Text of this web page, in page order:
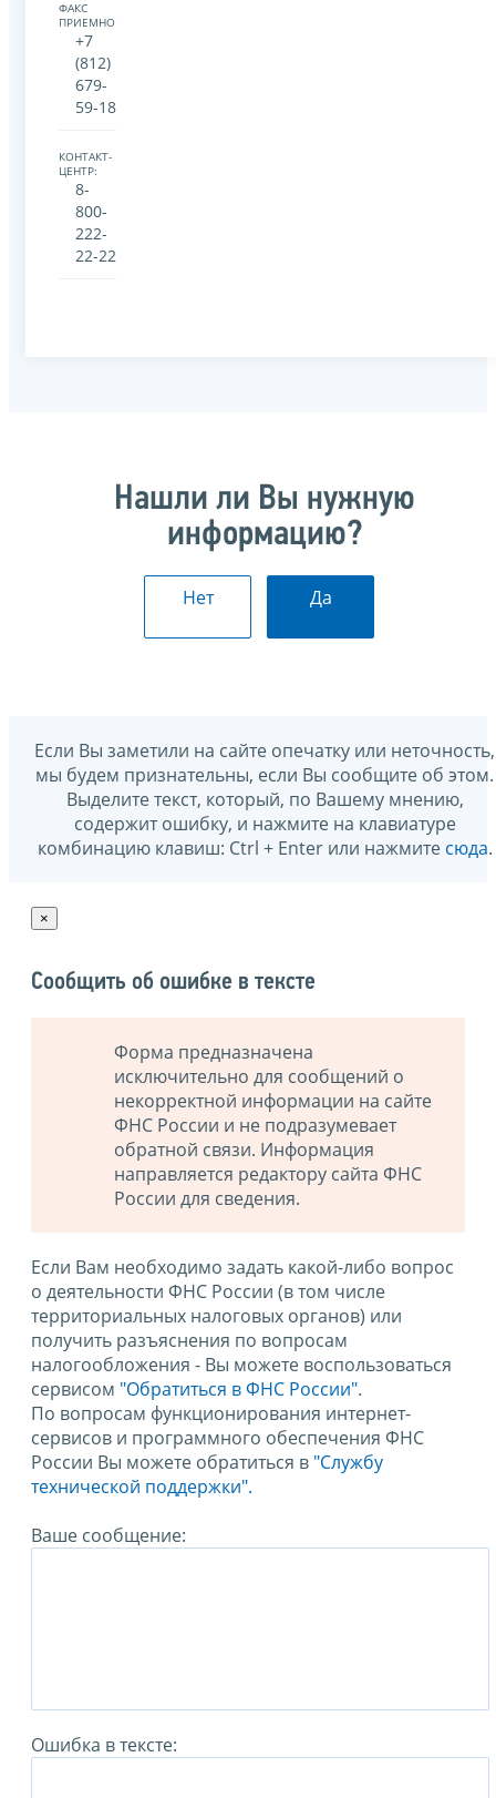
ФАКС
ПРИЕМНОЙ:
+7
(812)
679-
59-18
КОНТАКТ-
ЦЕНТР:
8-
800-
222-
22-22
Нашли ли Вы нужную
информацию?
Нет Да
Если Вы заметили на сайте опечатку или неточность,
мы будем признательны, если Вы сообщите об этом.
Выделите текст, который, по Вашему мнению,
содержит ошибку, и нажмите на клавиатуре
комбинацию клавиш: Ctrl + Enter или нажмите сюда.
×
Сообщить об ошибке в тексте
Форма предназначена
исключительно для сообщений о
некорректной информации на сайте
ФНС России и не подразумевает
обратной связи. Информация
направляется редактору сайта ФНС
России для сведения.
Если Вам необходимо задать какой-либо вопрос
о деятельности ФНС России (в том числе
территориальных налоговых органов) или
получить разъяснения по вопросам
налогообложения - Вы можете воспользоваться
сервисом "Обратиться в ФНС России".
По вопросам функционирования интернет-
сервисов и программного обеспечения ФНС
России Вы можете обратиться в "Службу
технической поддержки".
Ваше сообщение:
Ошибка в тексте: